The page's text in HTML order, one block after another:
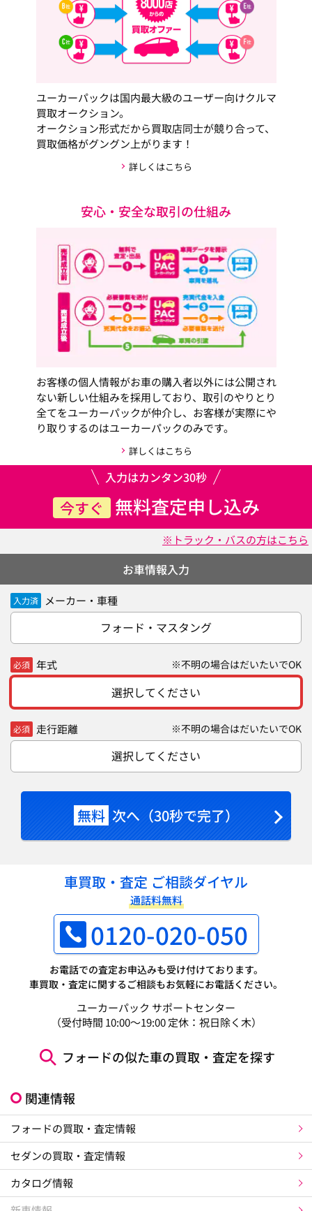
ユーカーパックは国内最大級のユーザー向けクルマ
買取オークション。
オークション形式だから買取店同士が競り合って、
買取価格がグングン上がります！
詳しくはこちら
安心・安全な取引の仕組み
お客様の個人情報がお車の購入者以外には公開され
ない新しい仕組みを採用しており、取引のやりとり
全てをユーカーパックが仲介し、お客様が実際にや
り取りするのはユーカーパックのみです。
詳しくはこちら
入力はカンタン30秒
今すぐ 無料査定申し込み
※トラック・バスの方はこちら
お車情報入力
入力済 メーカー・車種
フォード・マスタング
必須 年式 ※不明の場合はだいたいでOK
選択してください
必須 走行距離 ※不明の場合はだいたいでOK
選択してください
無料 次へ（30秒で完了）
車買取・査定 ご相談ダイヤル
通話料無料
0120-020-050
お電話での査定お申込みも受け付けております。
車買取・査定に関するご相談もお気軽にお電話ください。
ユーカーパック サポートセンター
（受付時間 10:00～19:00 定休：祝日除く木）
フォードの似た車の買取・査定を探す
関連情報
フォードの買取・査定情報
セダンの買取・査定情報
カタログ情報